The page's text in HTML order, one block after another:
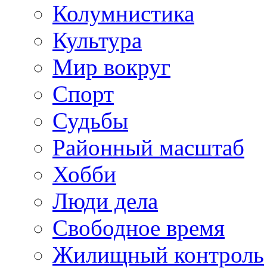
Колумнистика
Культура
Мир вокруг
Спорт
Судьбы
Районный масштаб
Хобби
Люди дела
Свободное время
Жилищный контроль